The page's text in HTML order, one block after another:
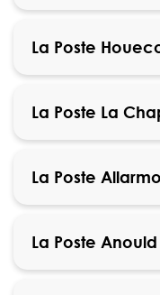
La Poste
La Poste La
La Poste
La Poste Anould